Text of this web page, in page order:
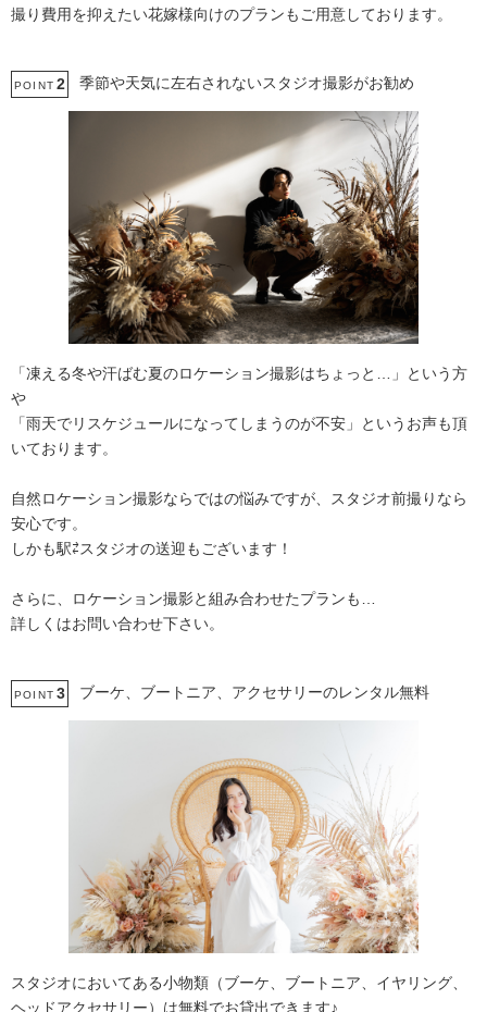
撮り費用を抑えたい花嫁様向けのプランもご用意しております。
POINT 2 季節や天気に左右されないスタジオ撮影がお勧め
「凍える冬や汗ばむ夏のロケーション撮影はちょっと…」という方
や
「雨天でリスケジュールになってしまうのが不安」というお声も頂
いております。
自然ロケーション撮影ならではの悩みですが、スタジオ前撮りなら
安心です。
しかも駅⇄スタジオの送迎もございます！
さらに、ロケーション撮影と組み合わせたプランも…
詳しくはお問い合わせ下さい。
POINT 3 ブーケ、ブートニア、アクセサリーのレンタル無料
スタジオにおいてある小物類（ブーケ、ブートニア、イヤリング、
ヘッドアクセサリー）は無料でお貸出できます♪